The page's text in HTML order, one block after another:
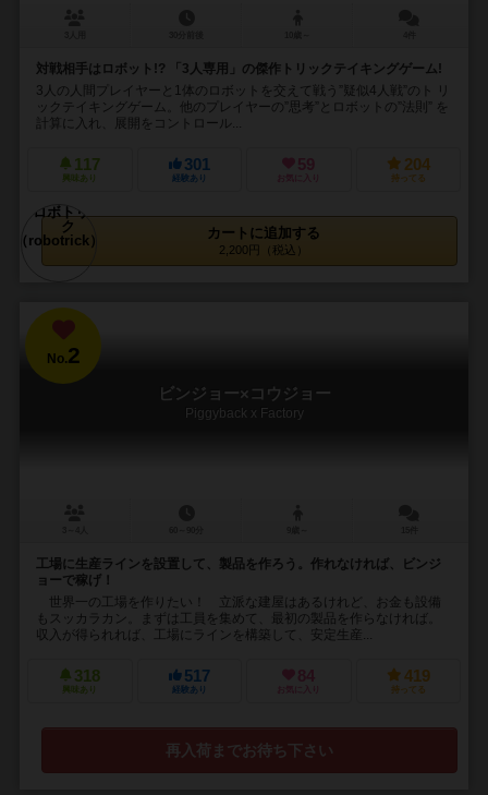
対戦相手はロボット!? 「3人専用」の傑作トリックテイキングゲーム!
3人の人間プレイヤーと1体のロボットを交えて戦う”疑似4人戦”のト リ
ックテイキングゲーム。他のプレイヤーの”思考”とロボットの”法則” を
計算に入れ、展開をコントロール...
117
興味あり
301
経験あり
59
お気に入り
204
持ってる
カートに追加する
2,200円（税込）
No.2
ビンジョー×コウジョー
Piggyback x Factory
工場に生産ラインを設置して、製品を作ろう。作れなければ、ビンジ
ョーで稼げ！
世界一の工場を作りたい！ 立派な建屋はあるけれど、お金も設備
もスッカラカン。まずは工員を集めて、最初の製品を作らなければ。
収入が得られれば、工場にラインを構築して、安定生産...
318
興味あり
517
経験あり
84
お気に入り
419
持ってる
再入荷までお待ち下さい